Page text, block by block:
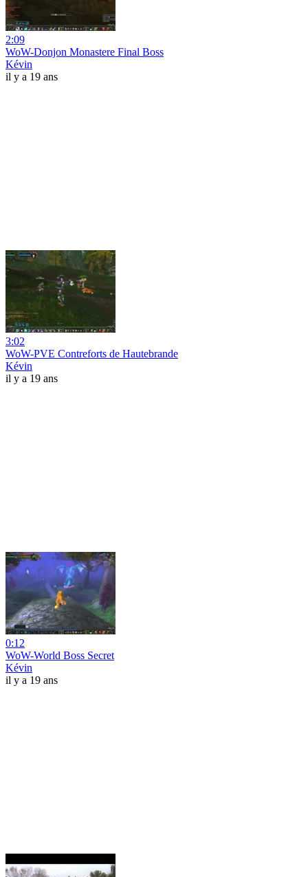
2:09
WoW-Donjon Monastere Final Boss
Kévin
il y a 19 ans
3:02
WoW-PVE Contreforts de Hautebrande
Kévin
il y a 19 ans
0:12
WoW-World Boss Secret
Kévin
il y a 19 ans